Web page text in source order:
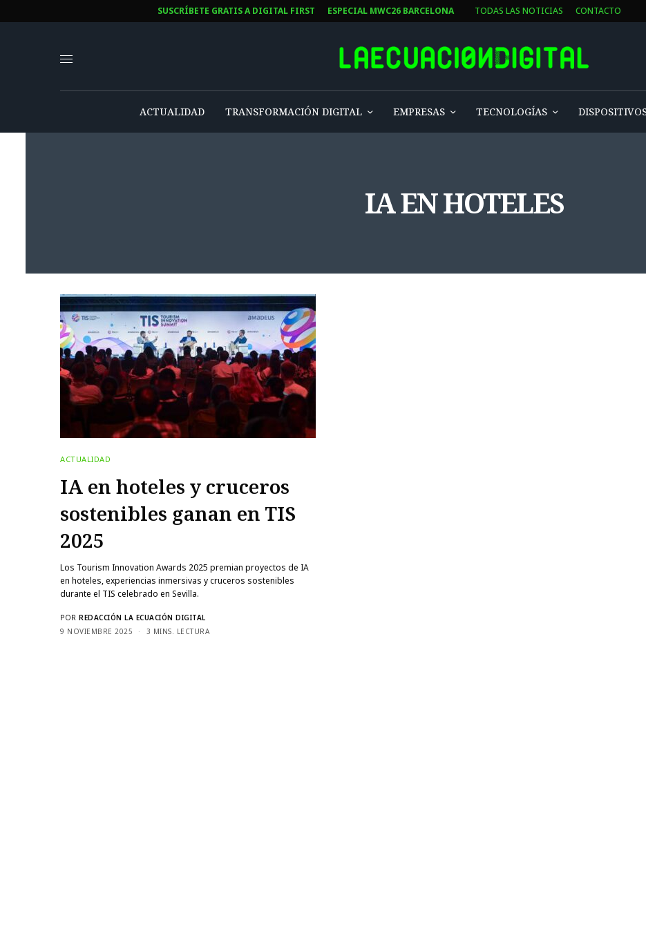
SUSCRÍBETE GRATIS A DIGITAL FIRST ESPECIAL MWC26 BARCELONA TODAS LAS NOTICIAS CONTACTO
ACTUALIDAD TRANSFORMACIÓN DIGITAL EMPRESAS TECNOLOGÍAS
IA EN HOTELES
ACTUALIDAD
IA en hoteles y cruceros
sostenibles ganan en TIS
2025
Los Tourism Innovation Awards 2025 premian proyectos de IA
en hoteles, experiencias inmersivas y cruceros sostenibles
durante el TIS celebrado en Sevilla.
POR REDACCIÓN LA ECUACIÓN DIGITAL
9 NOVIEMBRE 2025
3 MINS. LECTURA